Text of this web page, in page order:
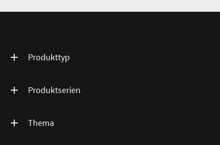
Produkttyp
Produktserien
Thema